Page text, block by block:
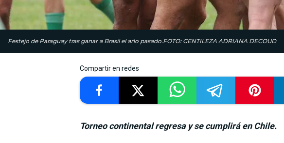
Festejo de Paraguay tras ganar a Brasil el año pasado.FOTO: GENTILEZA ADRIANA DECOUD
Compartir en redes
Torneo continental regresa y se cumplirá en Chile.